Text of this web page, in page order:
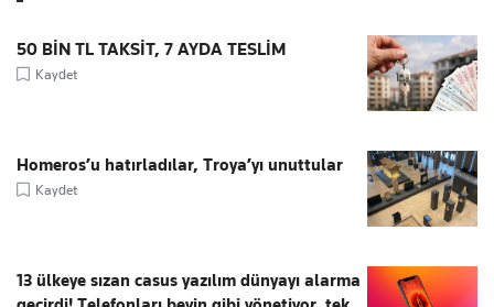
50 BİN TL TAKSİT, 7 AYDA TESLİM
Kaydet
Homeros’u hatırladılar, Troya’yı unuttular
Kaydet
13 ülkeye sızan casus yazılım dünyayı alarma